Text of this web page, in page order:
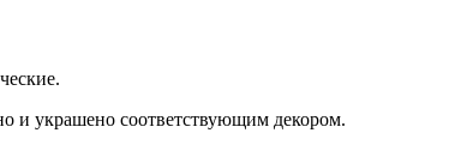
и украшено соответствующим декором.